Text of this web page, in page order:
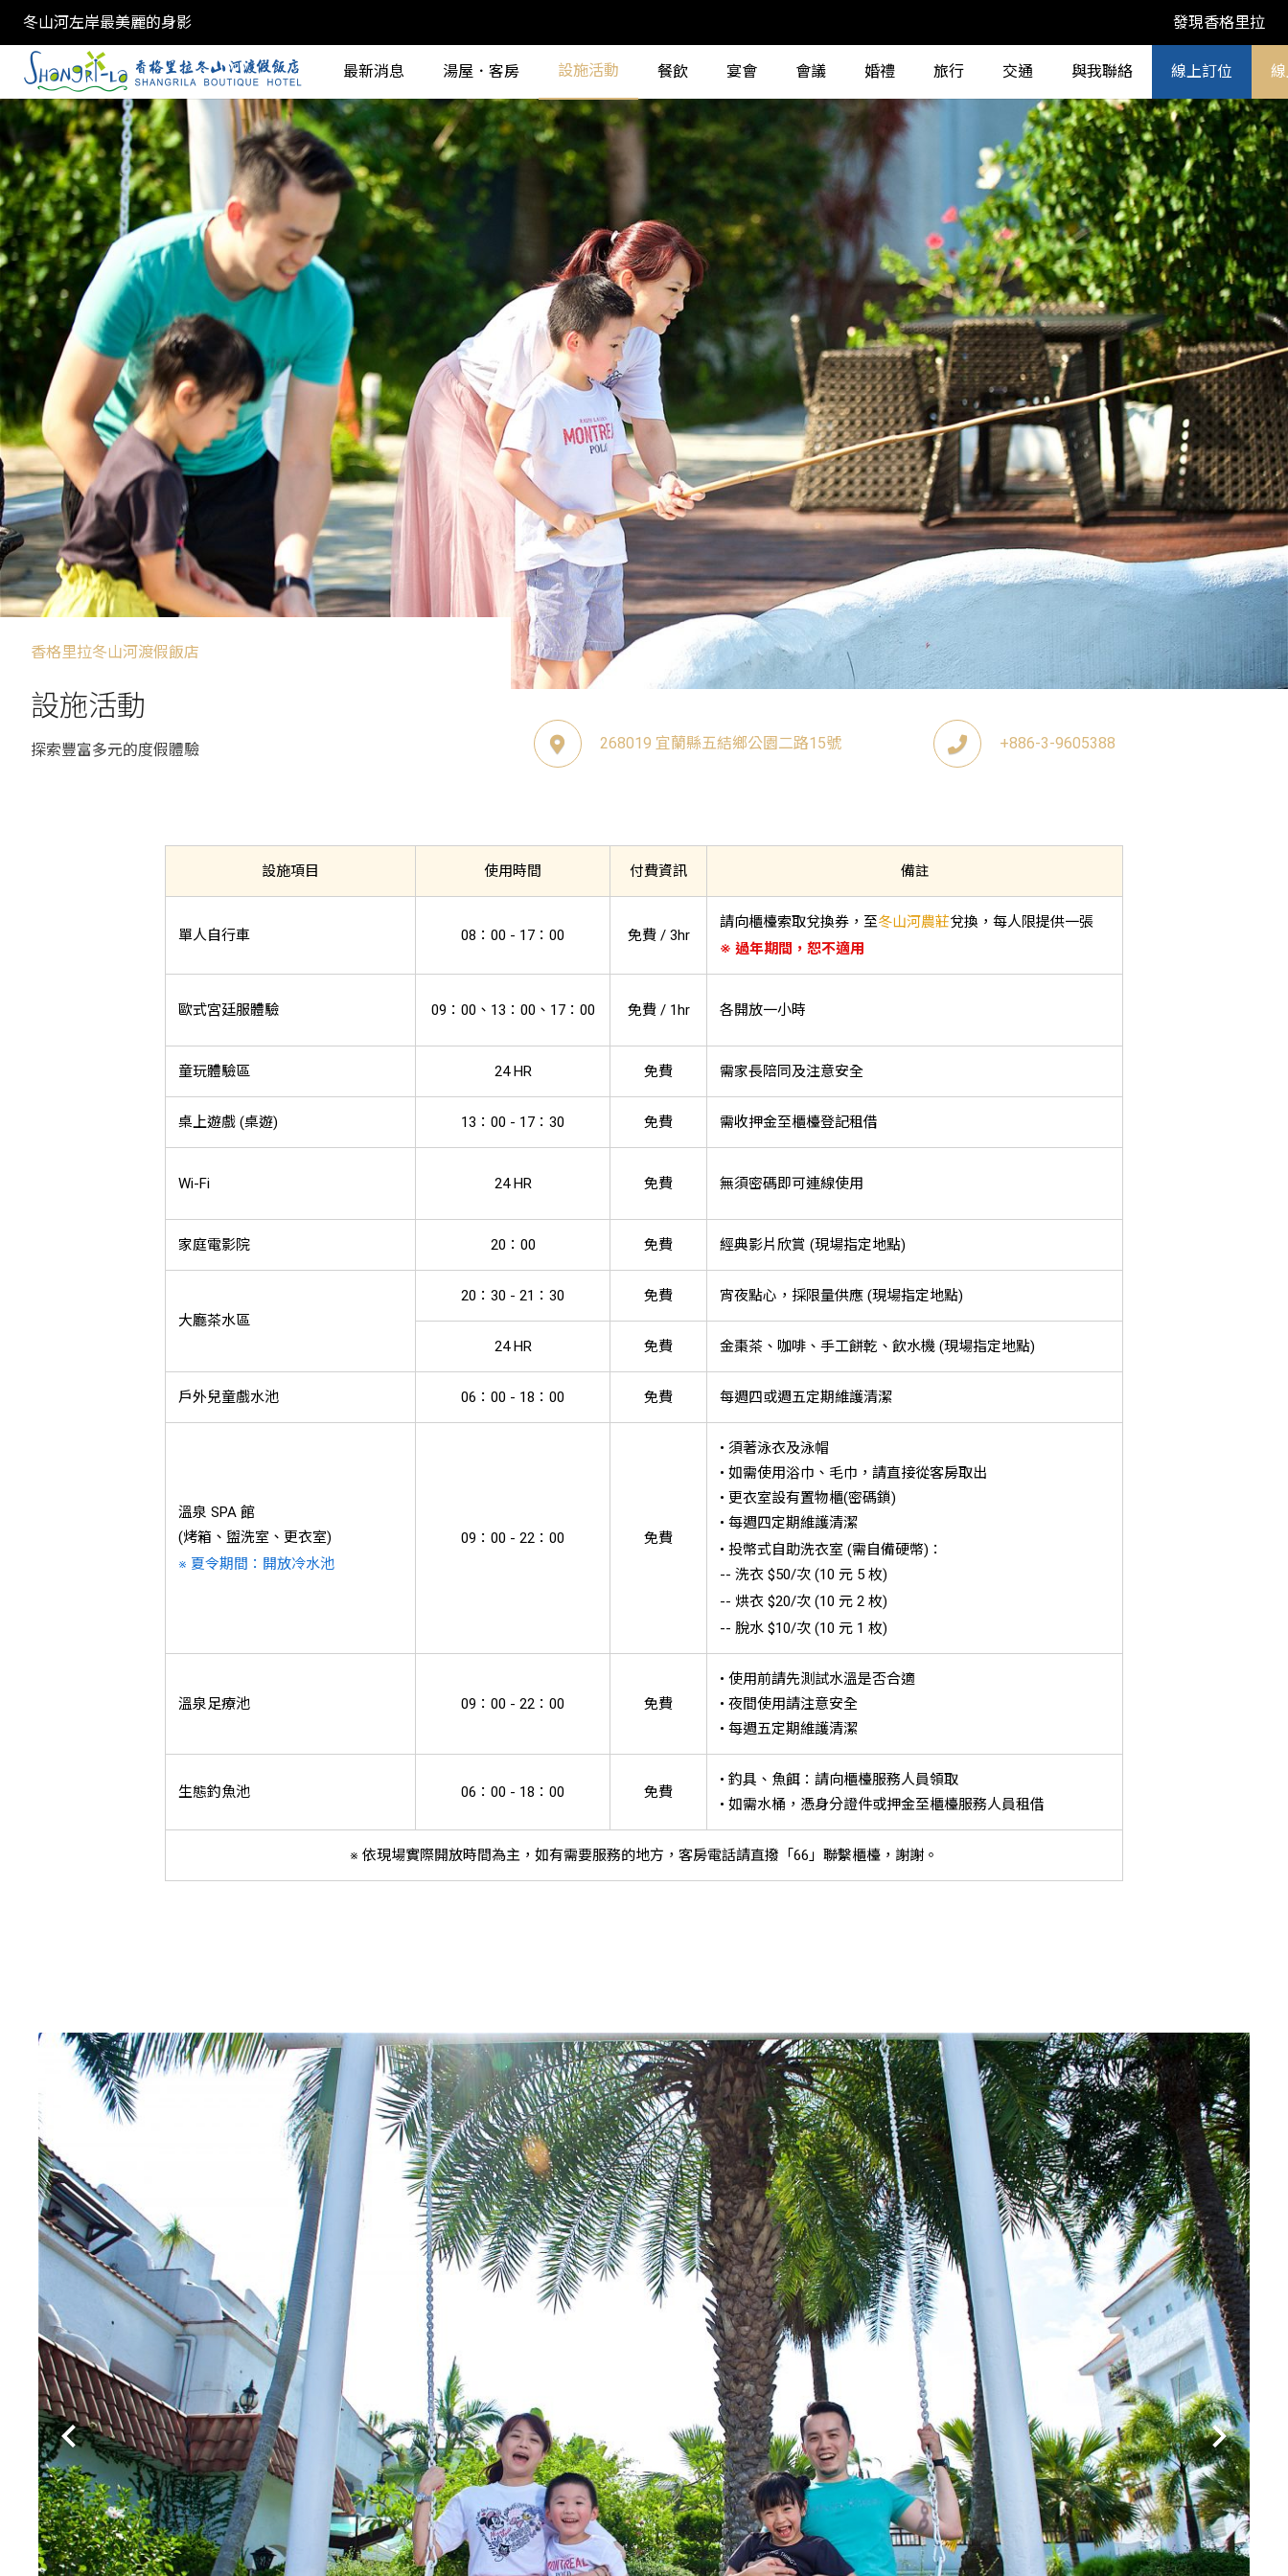
冬山河左岸最美麗的身影 發現香格里拉
最新消息 湯屋．客房 設施活動 餐飲 宴會 會議 婚禮 旅行 交通 與我聯絡 線上訂位
香格里拉冬山河渡假飯店
設施活動
探索豐富多元的度假體驗 268019 宜蘭縣五結鄉公園二路15號 +886-3-9605388
設施項目 使用時間 付費資訊 備註
單人自行車 08：00 - 17：00 免費 / 3hr
請向櫃檯索取兌換券，至冬山河農莊兌換，每人限提供一張
※ 過年期間，恕不適用
歐式宮廷服體驗 09：00、13：00、17：00 免費 / 1hr 各開放一小時
童玩體驗區 24 HR 免費 需家長陪同及注意安全
桌上遊戲 (桌遊) 13：00 - 17：30 免費 需收押金至櫃檯登記租借
Wi-Fi 24 HR 免費 無須密碼即可連線使用
家庭電影院 20：00 免費 經典影片欣賞 (現場指定地點)
大廳茶水區
20：30 - 21：30 免費 宵夜點心，採限量供應 (現場指定地點)
24 HR 免費 金棗茶、咖啡、手工餅乾、飲水機 (現場指定地點)
戶外兒童戲水池 06：00 - 18：00 免費 每週四或週五定期維護清潔
溫泉 SPA 館
(烤箱、盥洗室、更衣室)
※ 夏令期間：開放冷水池
09：00 - 22：00 免費
• 須著泳衣及泳帽
• 如需使用浴巾、毛巾，請直接從客房取出
• 更衣室設有置物櫃(密碼鎖)
• 每週四定期維護清潔
• 投幣式自助洗衣室 (需自備硬幣)：
-- 洗衣 $50/次 (10 元 5 枚)
-- 烘衣 $20/次 (10 元 2 枚)
-- 脫水 $10/次 (10 元 1 枚)
溫泉足療池 09：00 - 22：00 免費
• 使用前請先測試水溫是否合適
• 夜間使用請注意安全
• 每週五定期維護清潔
生態釣魚池 06：00 - 18：00 免費
• 釣具、魚餌：請向櫃檯服務人員領取
• 如需水桶，憑身分證件或押金至櫃檯服務人員租借
※ 依現場實際開放時間為主，如有需要服務的地方，客房電話請直撥「66」聯繫櫃檯，謝謝。